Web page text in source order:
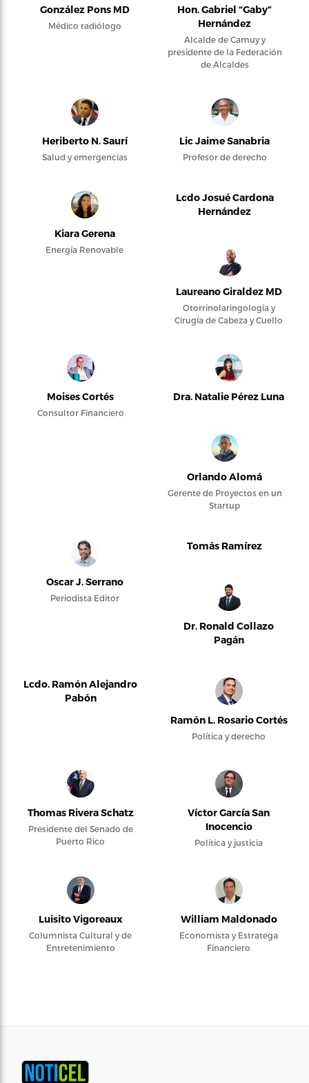
González Pons MD
Médico radiólogo
Hon. Gabriel “Gaby”
Hernández
Alcalde de Camuy y
presidente de la Federación
de Alcaldes
Heriberto N. Saurí
Salud y emergencias
Lic Jaime Sanabria
Profesor de derecho
Kiara Gerena
Energía Renovable
Lcdo Josué Cardona
Hernández
Laureano Giraldez MD
Otorrinolaringología y
Cirugía de Cabeza y Cuello
Moises Cortés
Consultor Financiero
Dra. Natalie Pérez Luna
Orlando Alomá
Gerente de Proyectos en un
Startup
Oscar J. Serrano
Periodista Editor
Tomás Ramírez
Dr. Ronald Collazo
Pagán
Lcdo. Ramón Alejandro
Pabón
Ramón L. Rosario Cortés
Política y derecho
Thomas Rivera Schatz
Presidente del Senado de
Puerto Rico
Víctor García San
Inocencio
Política y justicia
Luisito Vigoreaux
Columnista Cultural y de
Entretenimiento
William Maldonado
Economista y Estratega
Financiero